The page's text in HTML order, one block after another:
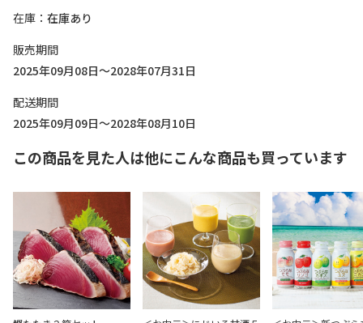
在庫
在庫あり
販売期間
2025年09月08日～2028年07月31日
配送期間
2025年09月09日～2028年08月10日
この商品を見た人は他にこんな商品も買っています